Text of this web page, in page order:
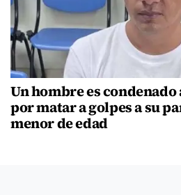
Un hombre es condenado
por matar a golpes a su
menor de edad